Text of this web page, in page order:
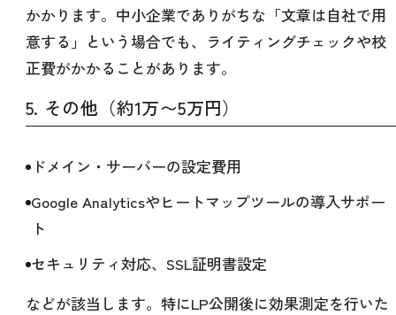
かかります。中小企業でありがちな「文章は自社で用
意する」という場合でも、ライティングチェックや校
正費がかかることがあります。
5. その他（約1万〜5万円）
ドメイン・サーバーの設定費用
Google Analyticsやヒートマップツールの導入サポー
ト
セキュリティ対応、SSL証明書設定
などが該当します。特にLP公開後に効果測定を行いた